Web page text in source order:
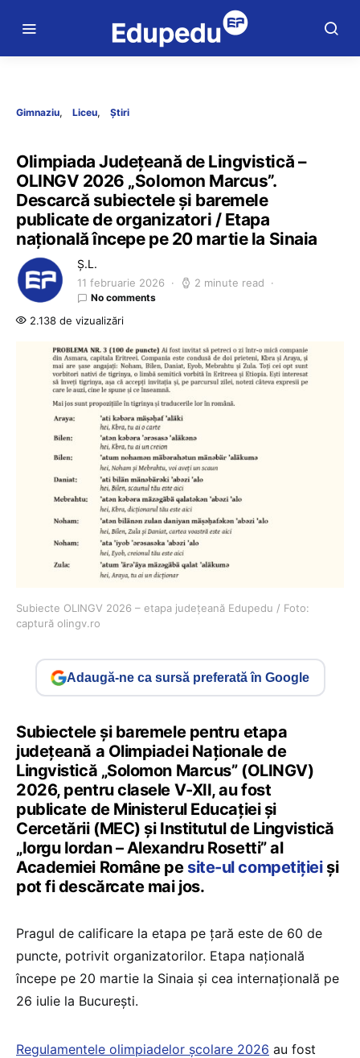
Gimnaziu Liceu Știri
Olimpiada Județeană de Lingvistică –
OLINGV 2026 „Solomon Marcus”.
Descarcă subiectele și baremele
publicate de organizatori / Etapa
națională începe pe 20 martie la Sinaia
Ș.L.
11 februarie 2026 2 minute read
No comments
2.138 de vizualizări
Subiecte OLINGV 2026 – etapa județeană Edupedu / Foto:
captură olingv.ro
Adaugă-ne ca sursă preferată în Google
Subiectele și baremele pentru etapa
județeană a Olimpiadei Naționale de
Lingvistică „Solomon Marcus” (OLINGV)
2026, pentru clasele V-XII, au fost
publicate de Ministerul Educației și
Cercetării (MEC) și Institutul de Lingvistică
„Iorgu Iordan – Alexandru Rosetti” al
Academiei Române pe site-ul competițieiși
pot fi descărcate mai jos.
Pragul de calificare la etapa pe țară este de 60 de
puncte, potrivit organizatorilor. Etapa națională
începe pe 20 martie la Sinaia și cea internațională pe
26 iulie la București.
Regulamentele olimpiadelor școlare 2026 au fost